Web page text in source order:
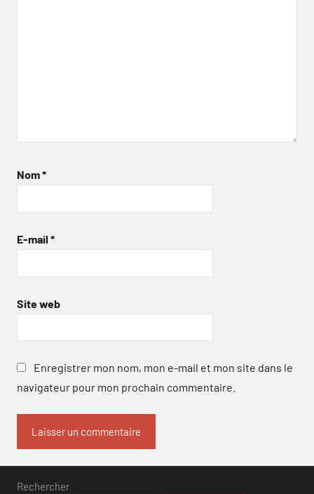
Nom*
E-mail *
Site web
Enregistrer mon nom, mon e-mail et mon site dans le
navigateur pour mon prochain commentaire.
Rechercher